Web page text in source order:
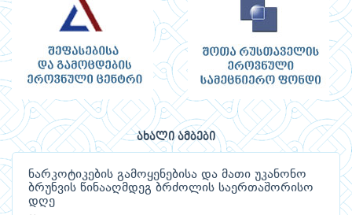
ახალი ამბები
ნარკოტიკების გამოყენებისა და მათი უკანონო
ბრუნვის წინააღმდეგ ბრძოლის საერთაშორისო
დღე